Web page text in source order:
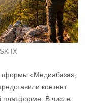
IX
«Медиабаза»,
контент
платформе. В числе